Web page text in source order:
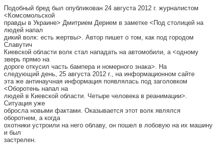
Подобный бред был опубликован 24 августа 2012 г. журналистом
<Комсомольской
правды в Украине> Дмитрием Дерием в заметке <Под столицей на
людей напал
дикий волк: есть жертвы>. Автор пишет о том, как под городом
Славутич
Киевской области волк стал нападать на автомобили, а <одному
зверь прямо на
дороге откусил часть бампера и номерного знака>. На
следующий день, 25 августа 2012 г., на информационном сайте
эта же антинаучная информация появлялась под заголовком
<Оборотень напал на
людей в Киевской области. Четыре человека в реанимации>.
Ситуация уже
обросла новыми фактами. Оказывается этот волк являлся
оборотнем, а когда
охотники устроили на него облаву, он пошел в лобовую на их машину
и был
застрелен.